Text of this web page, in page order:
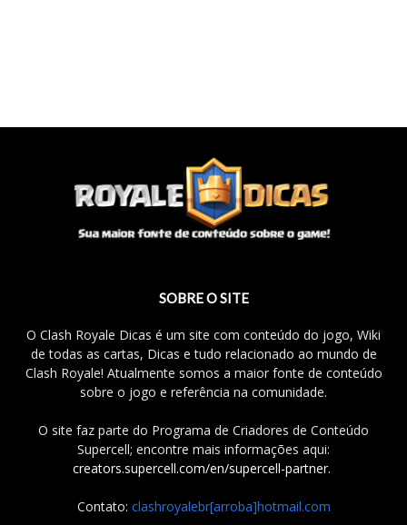
SOBRE O SITE
O Clash Royale Dicas é um site com conteúdo do jogo, Wiki
de todas as cartas, Dicas e tudo relacionado ao mundo de
Clash Royale! Atualmente somos a maior fonte de conteúdo
sobre o jogo e referência na comunidade.
O site faz parte do Programa de Criadores de Conteúdo
Supercell; encontre mais informações aqui:
creators.supercell.com/en/supercell-partner.
Contato: clashroyalebr[arroba]hotmail.com